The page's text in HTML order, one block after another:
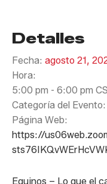
Detalles
Fecha: agosto 21,
Hora:
5:00 pm - 6:00 pm
Categoría del Evento:
Página Web:
https://
Equinos – Lo que el